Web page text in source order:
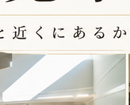
土地
土地
建売
会社
採用